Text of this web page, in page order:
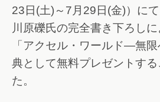
23日(土)～7月29日(金)）に
川原礫氏の完全書き下ろし
「アクセル・ワールド―無
典として無料プレゼントす
た。